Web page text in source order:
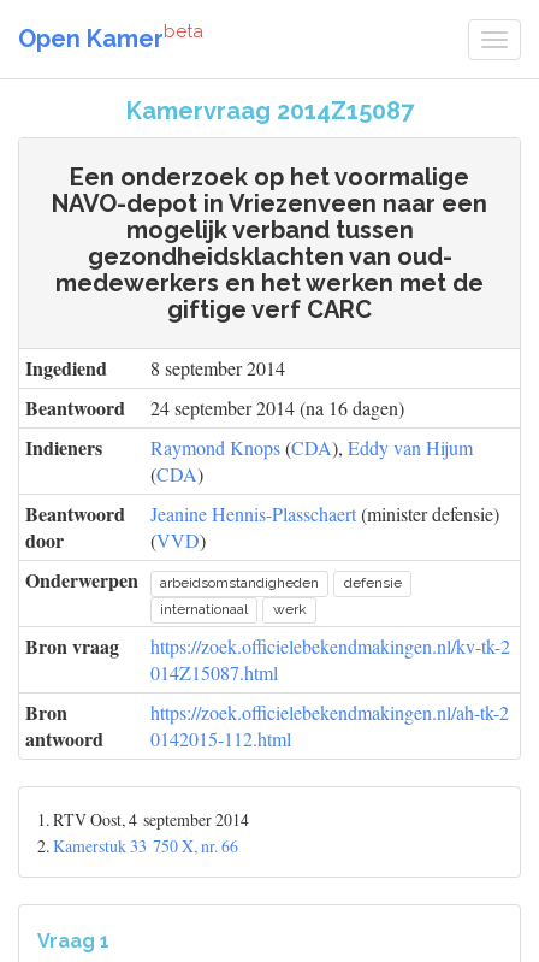
Open Kamerbeta
Kamervraag 2014Z15087
Een onderzoek op het voormalige
NAVO-depot in Vriezenveen naar een
mogelijk verband tussen
gezondheidsklachten van oud-
medewerkers en het werken met de
giftige verf CARC
Ingediend 8 september 2014
Beantwoord 24 september 2014 (na 16 dagen)
Indieners Raymond Knops(CDA), Eddy van Hijum
(CDA)
Beantwoord
door
Jeanine Hennis-Plasschaert(minister defensie)
(VVD)
Onderwerpen arbeidsomstandigheden
defensie
internationaal
werk
Bron vraag
https://zoek.officielebekendmakingen.nl/kv-tk-2
014Z15087.html
Bron
antwoord
https://zoek.officielebekendmakingen.nl/ah-tk-2
0142015-112.html
1. RTV Oost, 4 september 2014
2.Kamerstuk 33 750 X, nr. 66
Vraag 1